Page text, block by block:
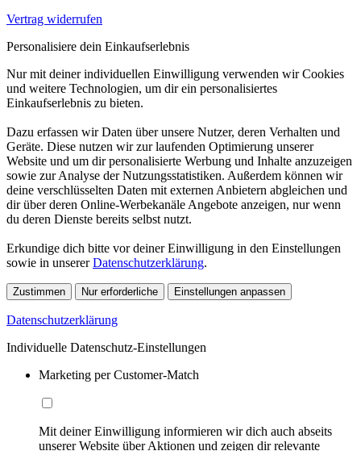
Vertrag widerrufen
Personalisiere dein Einkaufserlebnis
Nur mit deiner individuellen Einwilligung verwenden wir Cookies
und weitere Technologien, um dir ein personalisiertes
Einkaufserlebnis zu bieten.
Dazu erfassen wir Daten über unsere Nutzer, deren Verhalten und
Geräte. Diese nutzen wir zur laufenden Optimierung unserer
Website und um dir personalisierte Werbung und Inhalte anzuzeigen
sowie zur Analyse der Nutzungsstatistiken. Außerdem können wir
deine verschlüsselten Daten mit externen Anbietern abgleichen und
dir über deren Online-Werbekanäle Angebote anzeigen, nur wenn
du deren Dienste bereits selbst nutzt.
Erkundige dich bitte vor deiner Einwilligung in den Einstellungen
sowie in unsererDatenschutzerklärung.
Zustimmen Nur erforderliche Einstellungen anpassen
Datenschutzerklärung
Individuelle Datenschutz-Einstellungen
Marketing per Customer-Match
Mit deiner Einwilligung informieren wir dich auch abseits
unserer Website über Aktionen und zeigen dir relevante